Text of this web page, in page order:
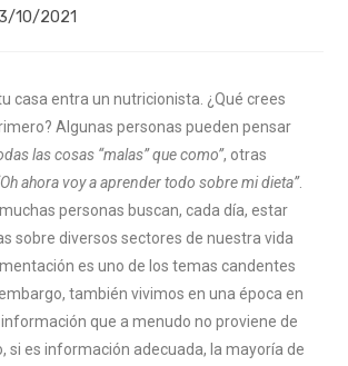
10/2021
casa entra un nutricionista. ¿Qué crees
Algunas personas pueden pensar
las cosas “malas” que como”, otras
ahora voy a aprender todo sobre mi dieta”.
personas buscan, cada día, estar
sobre diversos sectores de nuestra vida
es uno de los temas candentes
también vivimos en una época en
que a menudo no proviene de
si es información adecuada, la mayoría de